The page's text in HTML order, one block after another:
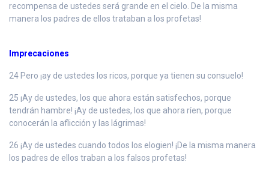
recompensa de ustedes será grande en el cielo. De la misma
manera los padres de ellos trataban a los profetas!
Imprecaciones
24 Pero ¡ay de ustedes los ricos, porque ya tienen su consuelo!
25 ¡Ay de ustedes, los que ahora están satisfechos, porque
tendrán hambre! ¡Ay de ustedes, los que ahora ríen, porque
conocerán la aflicción y las lágrimas!
26 ¡Ay de ustedes cuando todos los elogien! ¡De la misma manera
los padres de ellos traban a los falsos profetas!